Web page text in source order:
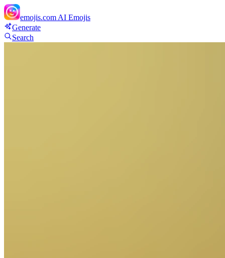
emojis.com AI Emojis
Generate
Search